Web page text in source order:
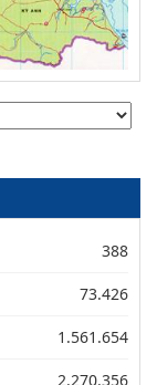
388
73.426
1.561.654
2.270.356